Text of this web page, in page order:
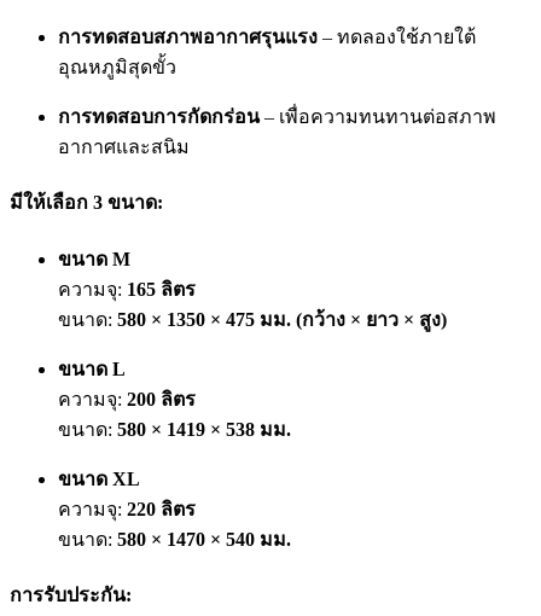
การทดสอบสภาพอากาศรุนแรง – ทดลองใช้ภายใต้
อุณหภูมิสุดขั้ว
การทดสอบการกัดกร่อน– เพื่อความทนทานต่อสภาพ
อากาศและสนิม
มีให้เลือก 3 ขนาด:
ขนาด M
ความจุ: 165 ลิตร
ขนาด: 580 × 1350 × 475 มม. (กว้าง × ยาว × สูง)
ขนาด L
ความจุ: 200 ลิตร
ขนาด: 580 × 1419 × 538 มม.
ขนาด XL
ความจุ: 220 ลิตร
ขนาด: 580 × 1470 × 540 มม.
การรับประกัน: